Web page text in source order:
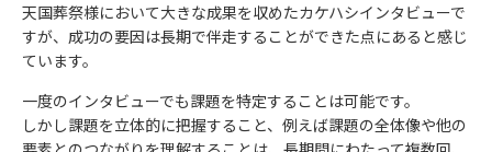
天国葬祭様において大きな成果を収めたカケハシインタビューで
すが、成功の要因は長期で伴走することができた点にあると感じ
ています。
一度のインタビューでも課題を特定することは可能です。
しかし課題を立体的に把握すること、例えば課題の全体像や他の